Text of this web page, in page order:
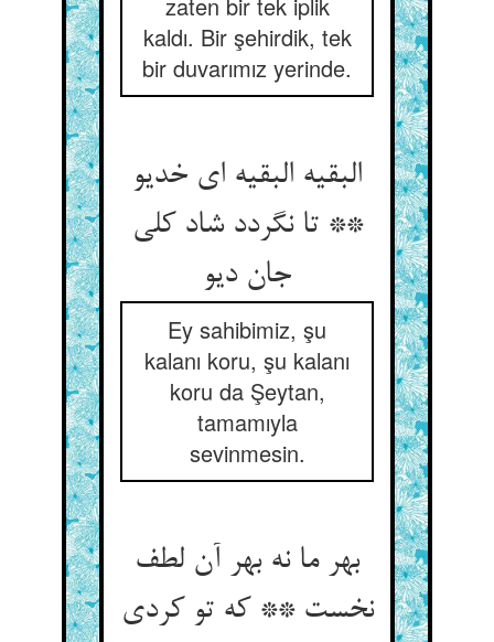
kaldı. Bir şehirdik, tek
bir duvarımız yerinde.
البقیه البقیه ای خدیو
** تا نگردد شاد کلی
جان دیو
Ey sahibimiz, şu
kalanı koru, şu kalanı
koru da Şeytan,
tamamıyla
sevinmesin.
بهر ما نه بهر آن لطف
نخست ** که تو کردی